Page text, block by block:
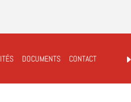
DOCUMENTS CONTACT